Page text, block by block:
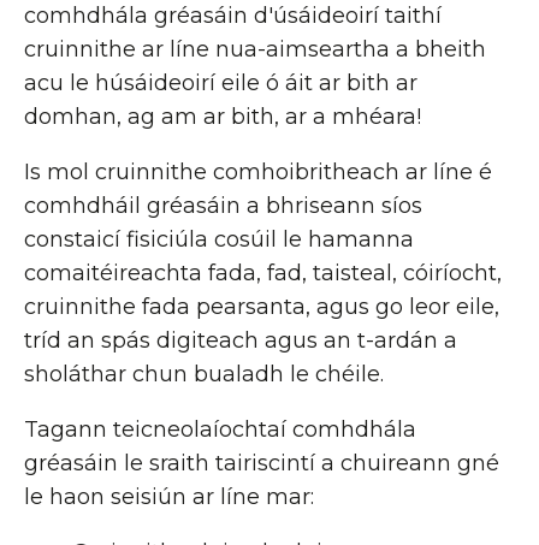
comhdhála gréasáin d'úsáideoirí taithí
cruinnithe ar líne nua-aimseartha a bheith
acu le húsáideoirí eile ó áit ar bith ar
domhan, ag am ar bith, ar a mhéara!
Is mol cruinnithe comhoibritheach ar líne é
comhdháil gréasáin a bhriseann síos
constaicí fisiciúla cosúil le hamanna
comaitéireachta fada, fad, taisteal, cóiríocht,
cruinnithe fada pearsanta, agus go leor eile,
tríd an spás digiteach agus an t-ardán a
sholáthar chun bualadh le chéile.
Tagann teicneolaíochtaí comhdhála
gréasáin le sraith tairiscintí a chuireann gné
le haon seisiún ar líne mar: